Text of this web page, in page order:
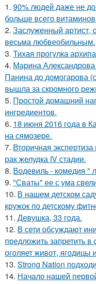
1. 90% людей даже не
больше всего
2. Заслуженный артист,
весьма любвеобильным.
3. Тихая прогулка
4. Марина Александрова
Панина до домогарова
вышла за скромного
5. Простой домашний
ингредиентов.
6. 18 июня 2016 года в
на сямозере.
7. Вторичная
рак желудка IV стадии.
8. Водевиль - комедия "
9. "Сваты" ее с ума
10. В нашем детском
кружок по детскому
11. Девушка, 33 года.
12. В сети обсуждают
предложить запретить в
оголяет живот, ягодицы
13. Strong Nation
14. Начало нашей